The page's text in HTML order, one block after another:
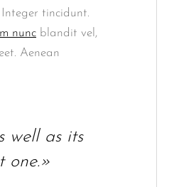
tincidunt.
nunc blandit vel,
Aenean
well as its
one.»